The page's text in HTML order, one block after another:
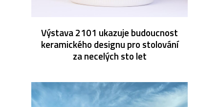
Výstava 2101 ukazuje budoucnost
keramického designu pro stolování
za necelých sto let